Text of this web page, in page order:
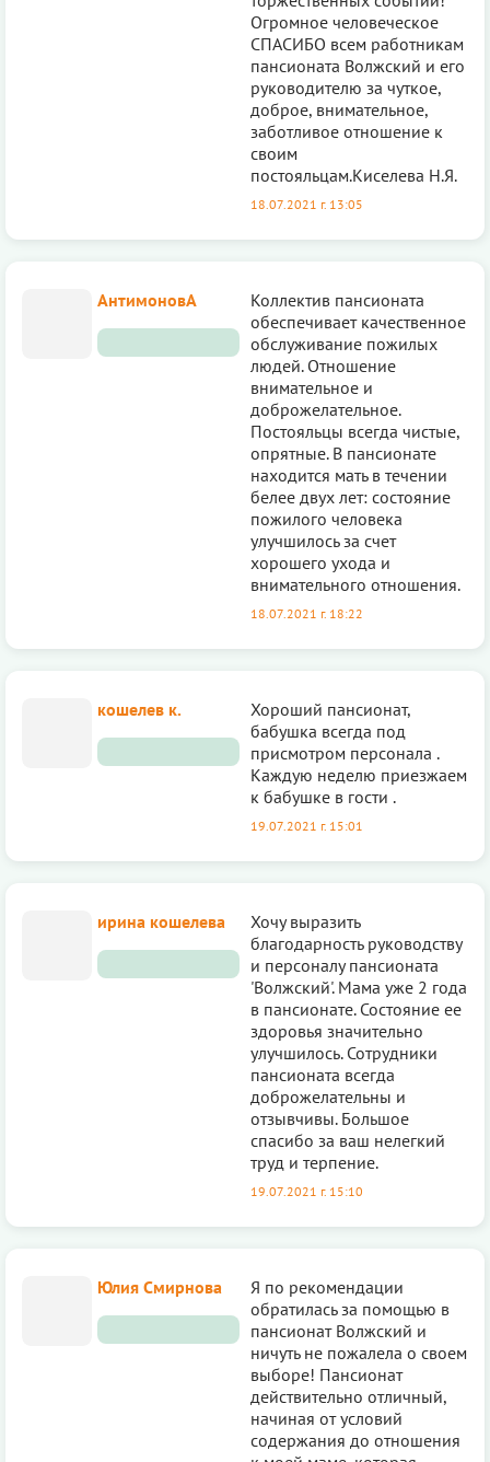
Огромное человеческое
СПАСИБО всем работникам
пансионата Волжский и его
руководителю за чуткое,
доброе, внимательное,
заботливое отношение к
своим
постояльцам.Киселева Н.Я.
18.07.2021 г. 13:05
АнтимоновА
Коллектив пансионата
обеспечивает качественное
обслуживание пожилых
людей. Отношение
внимательное и
доброжелательное.
Постояльцы всегда чистые,
опрятные. В пансионате
находится мать в течении
белее двух лет: состояние
пожилого человека
улучшилось за счет
хорошего ухода и
внимательного отношения.
18.07.2021 г. 18:22
кошелев к.
Хороший пансионат,
бабушка всегда под
присмотром персонала .
Каждую неделю приезжаем
к бабушке в гости .
19.07.2021 г. 15:01
ирина кошелева
Хочу выразить
благодарность руководству
и персоналу пансионата
'Волжский'. Мама уже 2 года
в пансионате. Состояние ее
здоровья значительно
улучшилось. Сотрудники
пансионата всегда
доброжелательны и
отзывчивы. Большое
спасибо за ваш нелегкий
труд и терпение.
19.07.2021 г. 15:10
Юлия Смирнова
Я по рекомендации
обратилась за помощью в
пансионат Волжский и
ничуть не пожалела о своем
выборе! Пансионат
действительно отличный,
начиная от условий
содержания до отношения